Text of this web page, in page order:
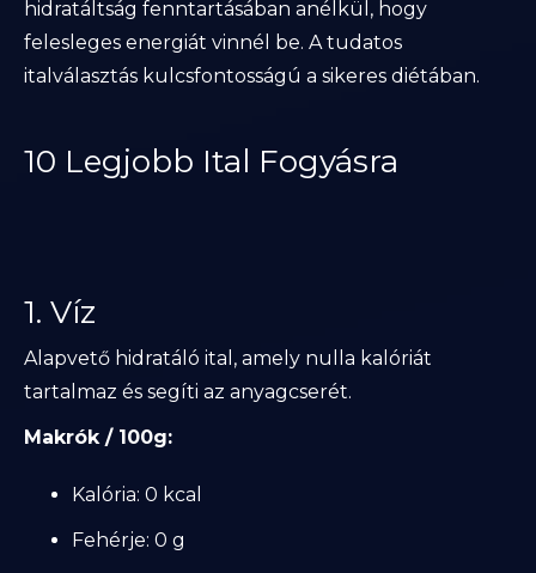
hidratáltság fenntartásában anélkül, hogy
felesleges energiát vinnél be. A tudatos
italválasztás kulcsfontosságú a sikeres diétában.
10 Legjobb Ital Fogyásra
1. Víz
Alapvető hidratáló ital, amely nulla kalóriát
tartalmaz és segíti az anyagcserét.
Makrók / 100g:
Kalória: 0 kcal
Fehérje: 0 g